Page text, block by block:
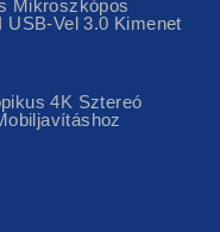
Mikroszkópos
Vel 3.0 Kimenet
4K Sztereó